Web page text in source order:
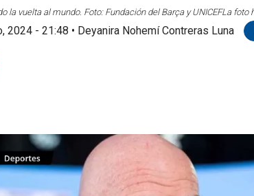
la vuelta al mundo. Foto: Fundación del Barça y UNICEFLa foto
2024 - 21:48 • Deyanira Nohemí Contreras Luna